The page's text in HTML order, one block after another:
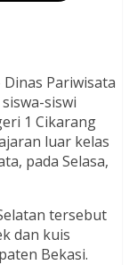
Pariwisata
siswi
1 Cikarang
luar kelas
pada Selasa,
tersebut
dan kuis
Bekasi.